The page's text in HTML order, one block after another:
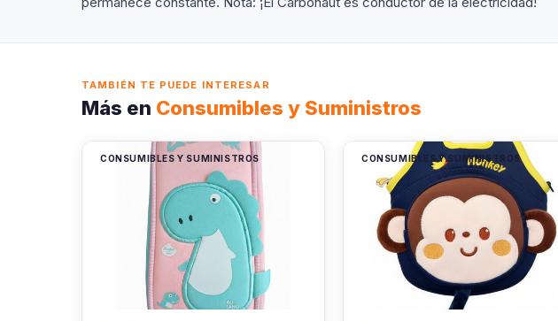
TAMBIÉN TE PUEDE INTERESAR
Más en Consumibles y Suministros
CONSUMIBLES Y SUMINISTROS CONSUMIBLES Y SUMINISTROS